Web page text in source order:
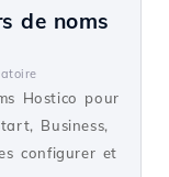
de noms
Hostico pour
Business,
configurer et